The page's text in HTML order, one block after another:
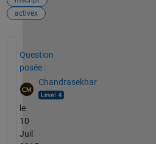
activex
Question
posée :
Chandrasekhar
le
10
Juil